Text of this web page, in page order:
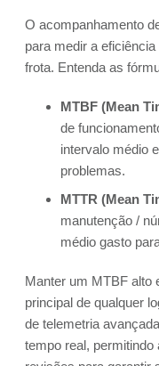
O acompanhamento
para medir a
frota. Entenda as
MTBF (Mean
de
intervalo médio
problemas.
MTTR (Mean
manutenção /
médio gasto
Manter um MTBF alto
principal de qualquer
de telemetria
tempo real,